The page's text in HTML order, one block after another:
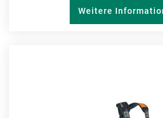
Weitere